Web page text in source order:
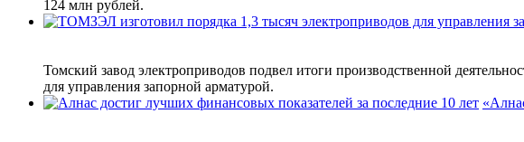
124 млн рублей.
Томский завод электроприводов подвел итоги производственной
для управления запорной арматурой.